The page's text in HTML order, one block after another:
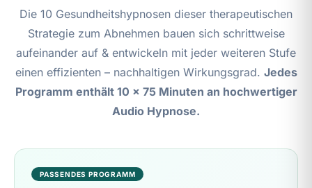
Die 10 Gesundheitshypnosen dieser therapeutischen
Strategie zum Abnehmen bauen sich schrittweise
aufeinander auf & entwickeln mit jeder weiteren Stufe
einen effizienten – nachhaltigen Wirkungsgrad. Jedes
Programm enthält 10 x 75 Minuten an hochwertiger
Audio Hypnose.
PASSENDES PROGRAMM